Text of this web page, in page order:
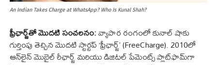
An Indian Takes Charge at WhatsApp? Who Is Kunal Shah?
ఫ్రీఛార్జ్‌తో మొదటి సంచలనం:వ్యాపార రంగంలో కునాల్ షాకు
గుర్తింపు తెచ్చిన మొదటి స్టార్టప్ ‘ఫ్రీఛార్జ్’ (FreeCharge). 2010లో
ఆన్‌లైన్ మొబైల్ రీఛార్జ్ మరియు డిజిటల్ పేమెంట్స్ ప్లాట్‌ఫామ్‌గా